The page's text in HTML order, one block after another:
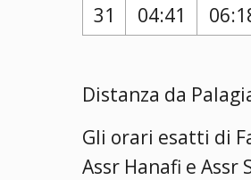
31
04:41
Distanza da
Gli orari esatti di
Assr Hanafi e